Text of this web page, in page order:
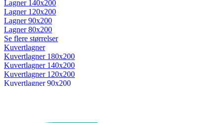
Lagner 140x200
Lagner 120x200
Lagner 90x200
Lagner 80x200
Se flere størrelser
Kuvertlagner
Kuvertlagner 180x200
Kuvertlagner 140x200
Kuvertlagner 120x200
Kuvertlagner 90x200